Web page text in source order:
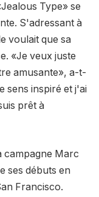
Type» se
S'adressant à
voulait que sa
«Je veux juste
amusante», a-t-
sens inspiré et j'ai
prêt à
campagne Marc
ses débuts en
Francisco.